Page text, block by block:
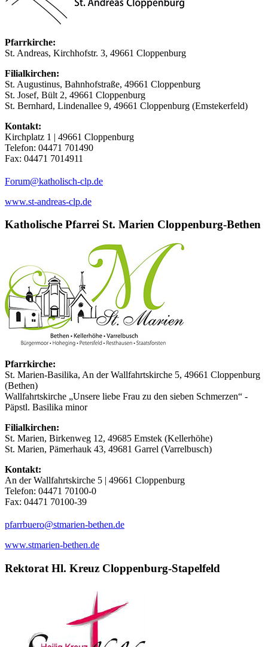
Pfarrkirche:
St. Andreas, Kirchhofstr. 3, 49661 Cloppenburg
Filialkirchen:
St. Augustinus, Bahnhofstraße, 49661 Cloppenburg
St. Josef, Bült 2, 49661 Cloppenburg
St. Bernhard, Lindenallee 9, 49661 Cloppenburg (Emstekerfeld)
Kontakt:
Kirchplatz 1 | 49661 Cloppenburg
Telefon: 04471 701490
Fax: 04471 7014911
Forum (at)
katholisch-clp.de
www.st-andreas-clp.de
Katholische Pfarrei St. Marien Cloppenburg-Bethen
Pfarrkirche:
St. Marien-Basilika, An der Wallfahrtskirche 5, 49661 Cloppenburg
(Bethen)
Wallfahrtskirche „Unsere liebe Frau zu den sieben Schmerzen“ -
Päpstl. Basilika minor
Filialkirchen:
St. Marien, Birkenweg 12, 49685 Emstek (Kellerhöhe)
St. Marien, Pämerhauk 43, 49681 Garrel (Varrelbusch)
Kontakt:
An der Wallfahrtskirche 5 | 49661 Cloppenburg
Telefon: 04471 70100-0
Fax: 04471 70100-39
pfarrbuero (at)
stmarien-bethen.de
www.stmarien-bethen.de
Rektorat Hl. Kreuz Cloppenburg-Stapelfeld